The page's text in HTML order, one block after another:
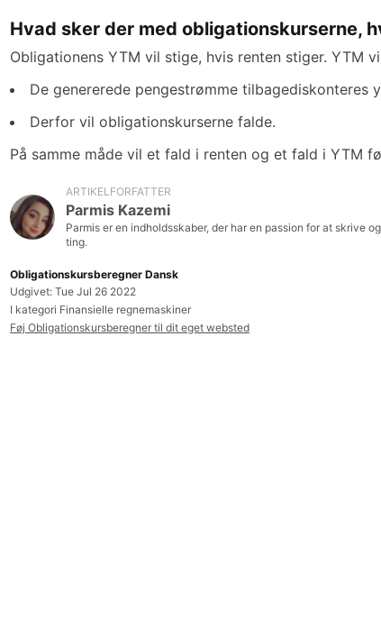
Hvad sker der med obligationskurserne,
Obligationens YTM vil stige, hvis renten stiger. YTM
De genererede pengestrømme tilbagediskonteres
Derfor vil obligationskurserne falde.
På samme måde vil et fald i renten og et fald i YTM
ARTIKELFORFATTER
Parmis Kazemi
Parmis er en indholdsskaber, der har en passion for at skrive
ting.
Obligationskursberegner Dansk
Udgivet: Tue Jul 26 2022
I kategori Finansielle regnemaskiner
Føj Obligationskursberegner til dit eget websted